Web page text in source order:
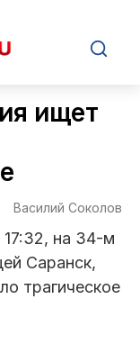
ищет
Василий Соколов
на 34-м
Саранск,
трагическое